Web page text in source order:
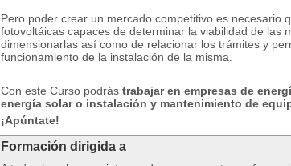
Pero poder crear un mercado competitivo es necesario
fotovoltáicas capaces de determinar la viabilidad de las
dimensionarlas así como de relacionar los trámites y
funcionamiento de la instalación de la misma.
Con este Curso podrás trabajar en empresas de
energía solar o instalación y mantenimiento de
¡Apúntate!
Formación dirigida a